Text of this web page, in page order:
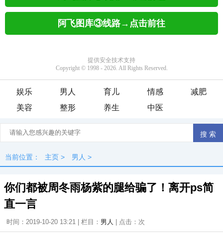
娱乐 男人 育儿 情感
减肥
美容
整形 养生 中医
当前位置： 主页 > 男人 >
你们都被周冬雨杨紫的腿给骗了！离开ps简
直一言
时间：2019-10-20 13:21 | 栏目： 男人 | 点击： 次